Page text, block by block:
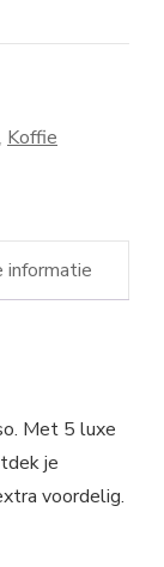
, Koffie
informatie
Met 5 luxe
je
voordelig.